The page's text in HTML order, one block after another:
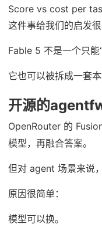
Score vs cost per
这件事给我们的启发很
Fable 5 不是一个只能
它也可以被拆成一套
开源的
OpenRouter 的
模型，再融合答案。
但对 agent 场景来说
原因很简单：
模型可以换。